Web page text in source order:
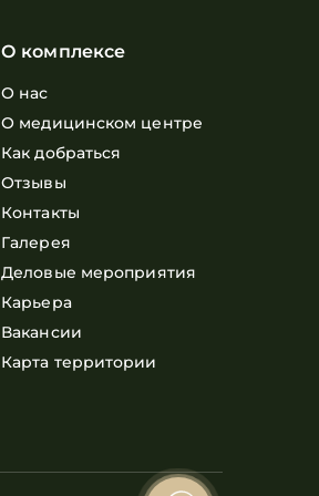
О комплексе
О нас
О медицинском центре
Как добраться
Отзывы
Контакты
Галерея
Деловые мероприятия
Карьера
Вакансии
Карта территории